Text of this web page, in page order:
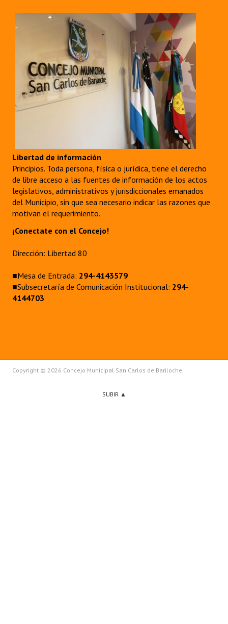
Libertad de información
Principios. Toda persona, física o jurídica, tiene el derecho
de libre acceso a las fuentes de información de los actos
legislativos, administrativos y jurisdiccionales emanados
del Municipio, sin que sea necesario indicar las razones que
motivan el requerimiento.
¡Conectate con el Concejo!
Dirección: Libertad 80
■Mesa de Entrada: 294-4143579
■Subsecretaría de Comunicación Institucional: 294-
4144703
Copyright © 2026 Concejo Municipal San Carlos de Bariloche.
SUBIR ▲